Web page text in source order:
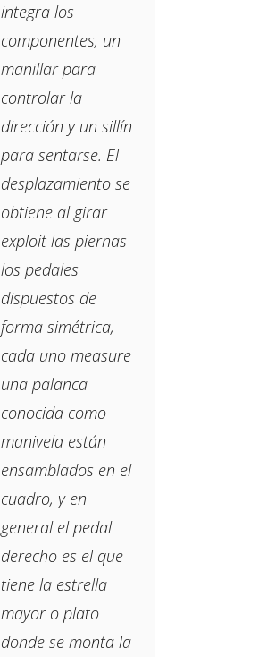
integra los
componentes, un
manillar para
controlar la
dirección y un sillín
para sentarse. El
desplazamiento se
obtiene al girar
exploit las piernas
los pedales
dispuestos de
forma simétrica,
cada uno measure
una palanca
conocida como
manivela están
ensamblados en el
cuadro, y en
general el pedal
derecho es el que
tiene la estrella
mayor o plato
donde se monta la